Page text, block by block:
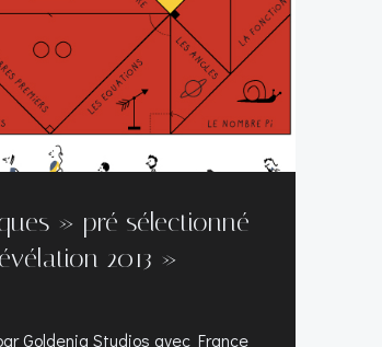
» pré sélectionné
2013 »
Goldenia Studios avec France